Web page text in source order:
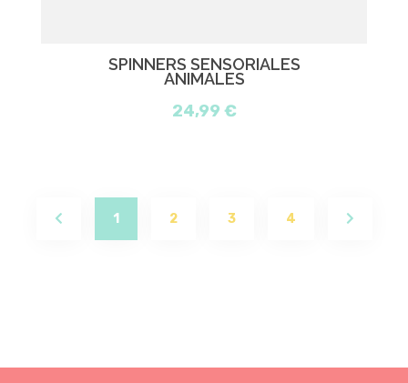
SPINNERS SENSORIALES
ANIMALES
24,99 €
1(current)
2 3 4